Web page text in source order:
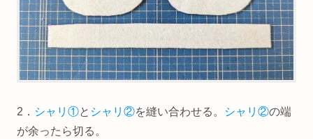
2． シャリ①と シャリ②を縫い合わせる。 シャリ②の端
が余ったら切る。